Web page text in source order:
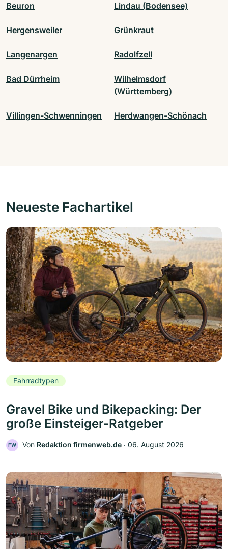
Beuron Lindau (Bodensee)
Hergensweiler Grünkraut
Langenargen Radolfzell
Bad Dürrheim
Wilhelmsdorf
(Württemberg)
Villingen-Schwenningen Herdwangen-Schönach
Neueste Fachartikel
Fahrradtypen
Gravel Bike und Bikepacking: Der
große Einsteiger-Ratgeber
FW Von Redaktion firmenweb.de ‧ 06. August 2026